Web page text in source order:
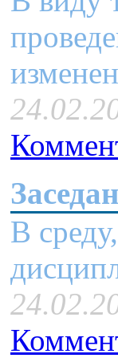
В